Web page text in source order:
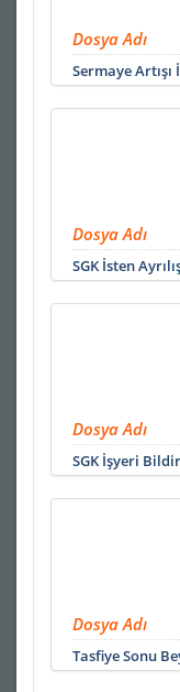
Dosya Adı
Sermaye
Dosya Adı
SGK İsten
Dosya Adı
SGK İşyeri
Dosya Adı
Tasfiye Sonu